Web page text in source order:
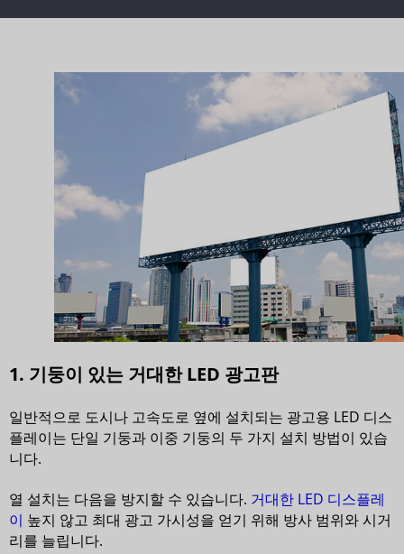
1. 기둥이 있는 거대한 LED 광고판
일반적으로 도시나 고속도로 옆에 설치되는 광고용 LED 디스
플레이는 단일 기둥과 이중 기둥의 두 가지 설치 방법이 있습
니다.
열 설치는 다음을 방지할 수 있습니다. 거대한 LED 디스플레
이 높지 않고 최대 광고 가시성을 얻기 위해 방사 범위와 시거
리를 늘립니다.